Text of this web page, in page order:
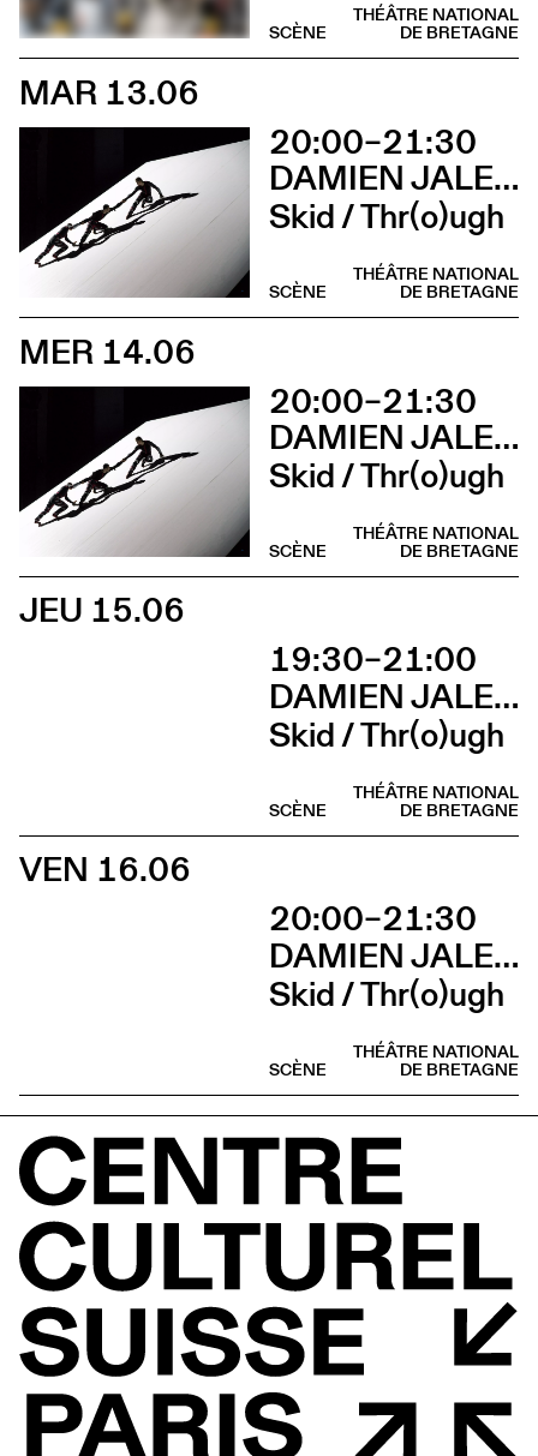
THÉÂTRE NATIONAL
DE BRETAGNE
SCÈNE
MAR 13.06
20:00–21:30
DAMIEN JALET BALLET DU GRAND THÉÂTRE DE GENÈVE
Skid / Thr(o)ugh
THÉÂTRE NATIONAL
DE BRETAGNE
SCÈNE
MER 14.06
20:00–21:30
DAMIEN JALET BALLET DU GRAND THÉÂTRE DE GENÈVE
Skid / Thr(o)ugh
THÉÂTRE NATIONAL
DE BRETAGNE
SCÈNE
JEU 15.06
19:30–21:00
DAMIEN JALET BALLET DU GRAND THÉÂTRE DE GENÈVE
Skid / Thr(o)ugh
THÉÂTRE NATIONAL
DE BRETAGNE
SCÈNE
VEN 16.06
20:00–21:30
DAMIEN JALET BALLET DU GRAND THÉÂTRE DE GENÈVE
Skid / Thr(o)ugh
THÉÂTRE NATIONAL
DE BRETAGNE
SCÈNE